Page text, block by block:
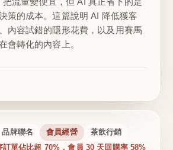
策的成本。這篇說明 AI 降低獲客
內容試錯的隱形花費，以及用賽馬
會轉化的內容上。
品牌聯名 會員經營 茶飲行銷
訂單佔比超 70%，會員 30 天回購率 58%